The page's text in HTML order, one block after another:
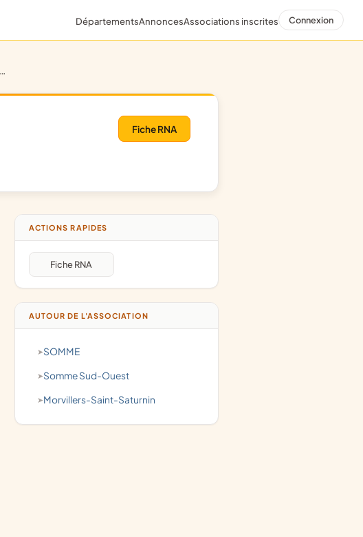
DépartementsAnnoncesAssociations inscrites Connexion
Fiche RNA
ACTIONS RAPIDES
Fiche RNA
AUTOUR DE L'ASSOCIATION
SOMME
Somme Sud-Ouest
Morvillers-Saint-Saturnin